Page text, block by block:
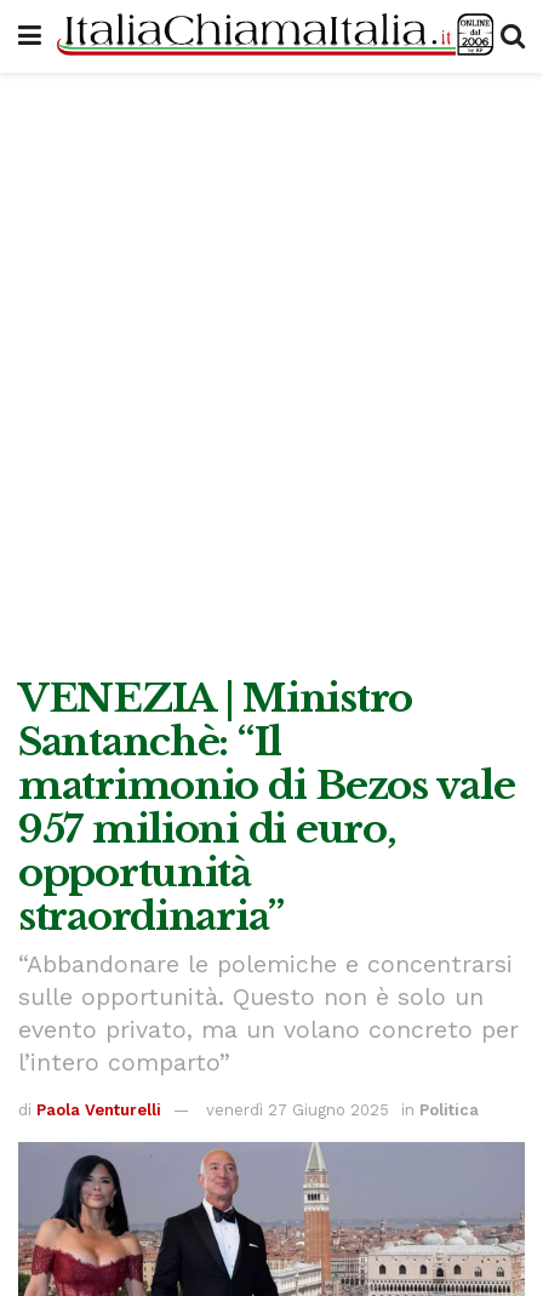
VENEZIA | Ministro
Santanchè: “Il
matrimonio di Bezos vale
957 milioni di euro,
opportunità
straordinaria”
“Abbandonare le polemiche e concentrarsi
sulle opportunità. Questo non è solo un
evento privato, ma un volano concreto per
l’intero comparto”
di Paola Venturelli venerdì 27 Giugno 2025 in Politica